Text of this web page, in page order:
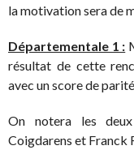
la motivation sera de
Départementale 1 :
résultat de cette
avec un score de parité
On notera les
Coigdarens et Franck